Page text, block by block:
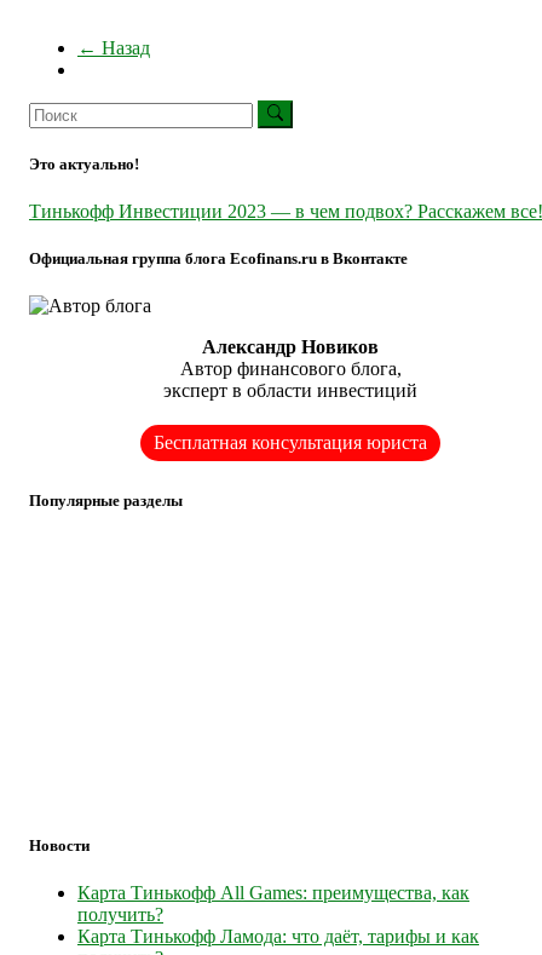
← Назад
Это актуально!
Тинькофф Инвестиции 2023 — в чем подвох? Расскажем все!
Официальная группа блога Ecofinans.ru в Вконтакте
Александр Новиков
Автор финансового блога,
эксперт в области инвестиций
Бесплатная консультация юриста
Популярные разделы
Новости
Карта Тинькофф All Games: преимущества, как
получить?
Карта Тинькофф Ламода: что даёт, тарифы и как